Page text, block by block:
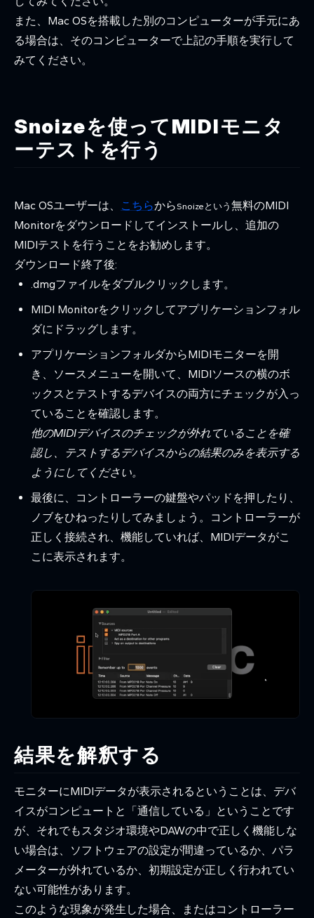
また、Mac OSを搭載した別のコンピューターが手元にあ
る場合は、そのコンピューターで上記の手順を実行して
みてください。
Snoizeを使ってMIDIモニタ
ーテストを行う
Mac OSユーザーは、 こちらからSnoizeという 無料のMIDI
Monitorをダウンロードしてインストールし、追加の
MIDIテストを行うことをお勧めします。
ダウンロード終了後:
.dmgファイルをダブルクリックします。
MIDI Monitorをクリックしてアプリケーションフォル
ダにドラッグします。
アプリケーションフォルダからMIDIモニターを開
き、ソースメニューを開いて、MIDIソースの横のボ
ックスとテストするデバイスの両方にチェックが入っ
ていることを確認します。
他のMIDIデバイスのチェックが外れていることを確
認し、テストするデバイスからの結果のみを表示する
ようにしてください。
最後に、コントローラーの鍵盤やパッドを押したり、
ノブをひねったりしてみましょう。コントローラーが
正しく接続され、機能していれば、MIDIデータがこ
こに表示されます。
結果を解釈する
モニターにMIDIデータが表示されるということは、デバ
イスがコンピュートと「通信している」ということです
が、それでもスタジオ環境やDAWの中で正しく機能しな
い場合は、ソフトウェアの設定が間違っているか、パラ
メーターが外れているか、初期設定が正しく行われてい
ない可能性があります。
このような現象が発生した場合、またはコントローラー